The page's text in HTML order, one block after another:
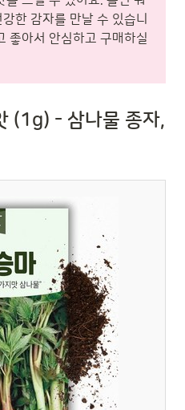
한 감자를 만날 수 있습니
좋아서 안심하고 구매하실
(1g) - 삼나물 종자,